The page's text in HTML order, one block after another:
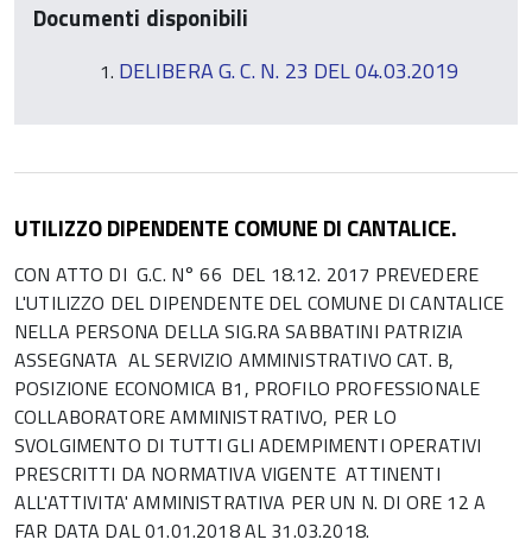
Documenti disponibili
DELIBERA G. C. N. 23 DEL 04.03.2019
UTILIZZO DIPENDENTE COMUNE DI CANTALICE.
CON ATTO DI G.C. N° 66 DEL 18.12. 2017 PREVEDERE
L'UTILIZZO DEL DIPENDENTE DEL COMUNE DI CANTALICE
NELLA PERSONA DELLA SIG.RA SABBATINI PATRIZIA
ASSEGNATA AL SERVIZIO AMMINISTRATIVO CAT. B,
POSIZIONE ECONOMICA B1, PROFILO PROFESSIONALE
COLLABORATORE AMMINISTRATIVO, PER LO
SVOLGIMENTO DI TUTTI GLI ADEMPIMENTI OPERATIVI
PRESCRITTI DA NORMATIVA VIGENTE ATTINENTI
ALL'ATTIVITA' AMMINISTRATIVA PER UN N. DI ORE 12 A
FAR DATA DAL 01.01.2018 AL 31.03.2018.